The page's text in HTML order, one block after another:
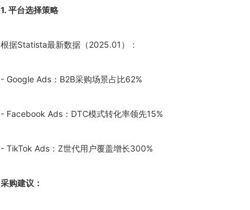
1. 平台选择策略
根据Statista最新数据（2025.01）：
- Google Ads：B2B采购场景占比62%
- Facebook Ads：DTC模式转化率领先15%
- TikTok Ads：Z世代用户覆盖增长300%
采购建议：